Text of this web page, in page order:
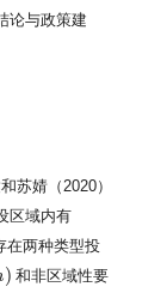
论与政策建
苏婧（2020）
区域内有
在两种类型投
) 和非区域性要